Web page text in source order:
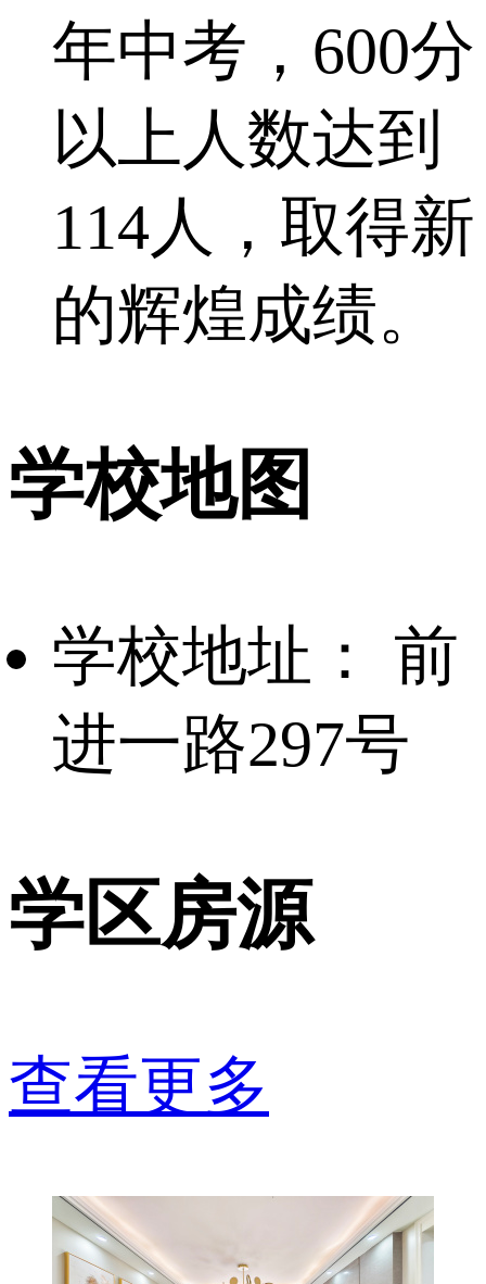
年中考，600分
以上人数达到
114人，取得新
的辉煌成绩。
学校地图
学校地址：
前
进一路297号
学区房源
查看更多